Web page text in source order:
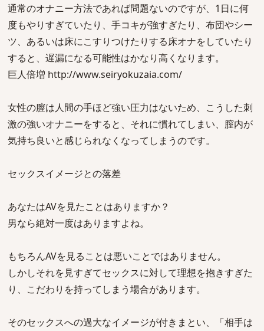
通常のオナニー方法であれば問題ないのですが、1日に何
度もやりすぎていたり、手コキが強すぎたり、布団やシー
ツ、あるいは床にこすりつけたりする床オナをしていたり
すると、遅漏になる可能性はかなり高くなります。
巨人倍増 http://www.seiryokuzaia.com/
女性の膣は人間の手ほど強い圧力はないため、こうした刺
激の強いオナニーをすると、それに慣れてしまい、膣内が
気持ち良いと感じられなくなってしまうのです。
セックスイメージとの落差
あなたはAVを見たことはありますか？
男なら絶対一度はありますよね。
もちろんAVを見ることは悪いことではありません。
しかしそれを見すぎてセックスに対して理想を抱きすぎた
り、こだわりを持ってしまう場合があります。
そのセックスへの過大なイメージが付きまとい、「相手は